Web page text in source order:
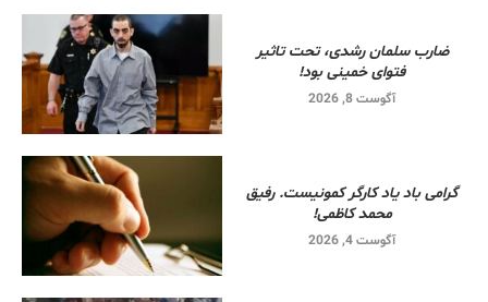
ضارب سلمان رشدی، تحت تاثیر
فتوای خمینی بود!
آگوست 8, 2026
گرامی باد یاد کارگر کمونیست. رفیق
محمد کاظمی!
آگوست 4, 2026